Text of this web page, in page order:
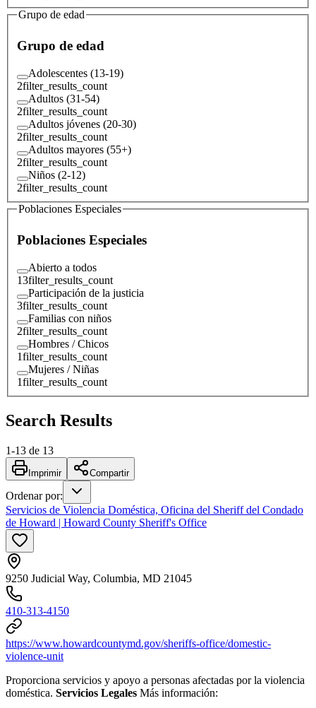
Grupo de edad
Grupo de edad
Adolescentes (13-19)
2filter_results_count
Adultos (31-54)
2filter_results_count
Adultos jóvenes (20-30)
2filter_results_count
Adultos mayores (55+)
2filter_results_count
Niños (2-12)
2filter_results_count
Poblaciones Especiales
Poblaciones Especiales
Abierto a todos
13filter_results_count
Participación de la justicia
3filter_results_count
Familias con niños
2filter_results_count
Hombres / Chicos
1filter_results_count
Mujeres / Niñas
1filter_results_count
Search Results
1-13 de 13
Imprimir Compartir
Ordenar por:
Servicios de Violencia Doméstica, Oficina del Sheriff del Condado
de Howard | Howard County Sheriff's Office
9250 Judicial Way, Columbia, MD 21045
410-313-4150
https://www.howardcountymd.gov/sheriffs-office/domestic-
violence-unit
Proporciona servicios y apoyo a personas afectadas por la violencia
doméstica. Servicios Legales Más información: